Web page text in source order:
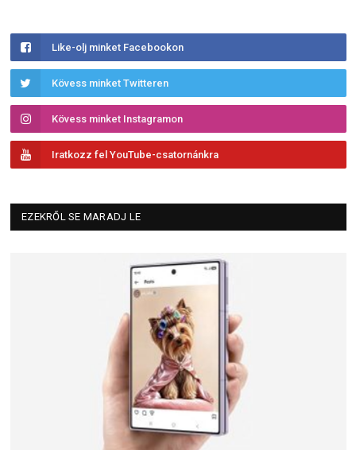
Like-olj minket Facebookon
Kövess minket Twitteren
Kövess minket Instagramon
Iratkozz fel YouTube-csatornánkra
EZEKRŐL SE MARADJ LE